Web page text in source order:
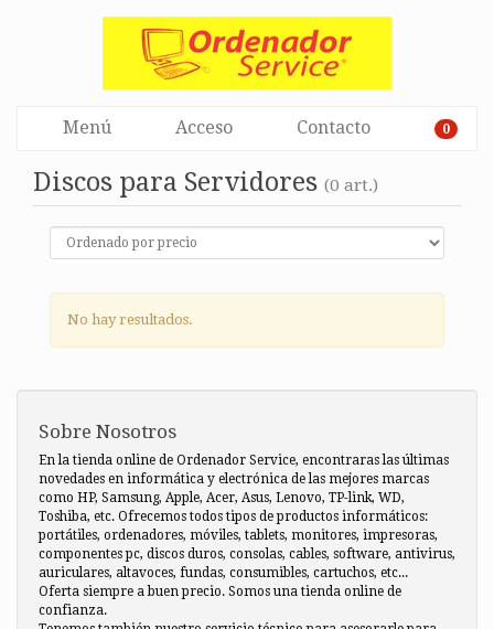
Menú Acceso Contacto 0
Discos para Servidores (0 art.)
No hay resultados.
Sobre Nosotros
En la tienda online de Ordenador Service, encontraras las últimas
novedades en informática y electrónica de las mejores marcas
como HP, Samsung, Apple, Acer, Asus, Lenovo, TP-link, WD,
Toshiba, etc. Ofrecemos todos tipos de productos informáticos:
portátiles, ordenadores, móviles, tablets, monitores, impresoras,
componentes pc, discos duros, consolas, cables, software, antivirus,
auriculares, altavoces, fundas, consumibles, cartuchos, etc...
Oferta siempre a buen precio. Somos una tienda online de
confianza.